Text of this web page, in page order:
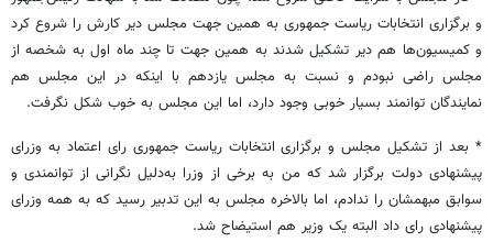
و برگزاری انتخابات ریاست جمهوری به همین جهت مجلس دیر کارش را شروع کرد
و کمیسیون‌ها هم دیر تشکیل شدند به همین جهت تا چند ماه اول به شخصه از
مجلس راضی نبودم و نسبت به مجلس یازدهم با اینکه در این مجلس هم
نمایندگان توانمند بسیار خوبی وجود دارد، اما این مجلس به خوب شکل نگرفت.
* بعد از تشکیل مجلس و برگزاری انتخابات ریاست جمهوری رای اعتماد به وزرای
پیشنهادی دولت برگزار شد که من به برخی از وزرا به‌دلیل نگرانی از توانمندی و
سوابق مبهمشان را ندادم، اما بالاخره مجلس به این تدبیر رسید که به همه وزرای
پیشنهادی رای داد البته یک وزیر هم استیضاح شد.